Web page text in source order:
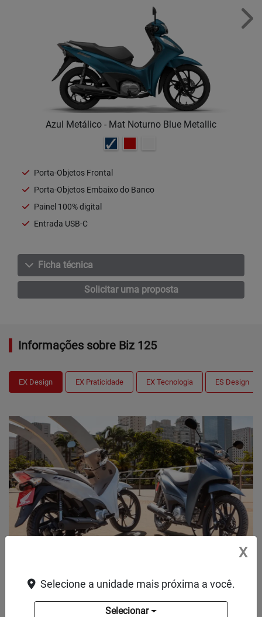
Azul Metálico - Mat Noturno Blue Metallic
Porta-Objetos Frontal
Porta-Objetos Embaixo do Banco
Painel 100% digital
Entrada USB-C
Ficha técnica
Solicitar uma proposta
Informações sobre Biz 125
EX Design EX Praticidade EX Tecnologia ES Design
NOVO GRAFISMO
elegante, realçando ainda mais o estilo da moto.
X
Selecione a unidade mais próxima a você.
Selecionar